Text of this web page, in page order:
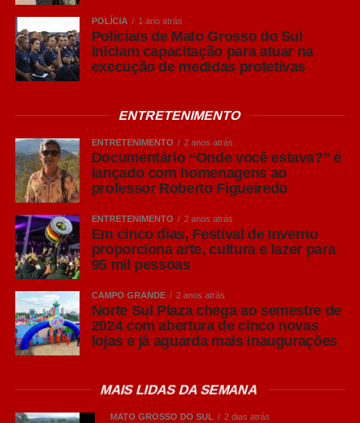
POLÍCIA 1 ano atrás
Policiais de Mato Grosso do Sul
iniciam capacitação para atuar na
execução de medidas protetivas
ENTRETENIMENTO
ENTRETENIMENTO 2 anos atrás
Documentário “Onde você estava?” é
lançado com homenagens ao
professor Roberto Figueiredo
ENTRETENIMENTO 2 anos atrás
Em cinco dias, Festival de Inverno
proporciona arte, cultura e lazer para
95 mil pessoas
CAMPO GRANDE 2 anos atrás
Norte Sul Plaza chega ao semestre de
2024 com abertura de cinco novas
lojas e já aguarda mais inaugurações
MAIS LIDAS DA SEMANA
MATO GROSSO DO SUL 2 dias atrás